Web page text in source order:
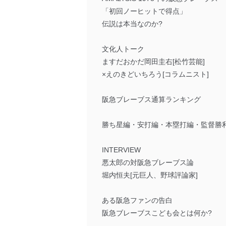
「初回ノーヒットで得点」
伝説は本当なのか?
文化人トーク
ますだおかだ岡田圭右[松竹芸能]
×えのきどいちろう[コラムニスト]
阪急ブレーブス通算ランキング
勝ち星編・安打編・本塁打編・監督勝
INTERVIEW
悪太郎の対阪急ブレーブス論
堀内恒夫[元巨人、野球評論家]
ある阪急ファンの告白
阪急ブレーブスこども会とは何か?